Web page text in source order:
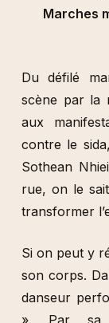
Marches
Du défilé
scène par la
aux
contre le
Sothean
rue, on le
transformer
Si on peut y
son corps.
danseur
». Par sa